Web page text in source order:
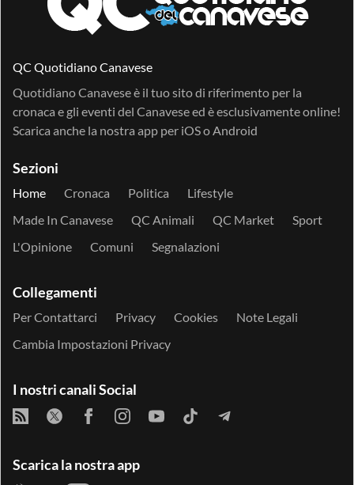
QC Quotidiano Canavese
Quotidiano Canavese è il tuo sito di riferimento per la
cronaca e gli eventi del Canavese ed è esclusivamente online!
Scarica anche la nostra app per iOSo Android
Sezioni
Home Cronaca Politica
Lifestyle
Made In Canavese
QC Animali QC Market
Sport
L'Opinione
Comuni Segnalazioni
Collegamenti
Per Contattarci Privacy Cookies
Note Legali
Cambia Impostazioni Privacy
I nostri canali Social
Scarica la nostra app